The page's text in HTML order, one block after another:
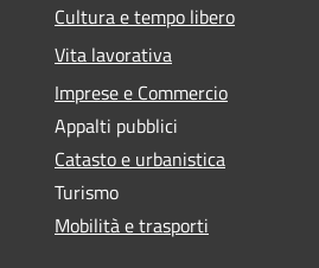
Cultura e tempo libero
Vita lavorativa
Imprese e Commercio
Appalti pubblici
Catasto e urbanistica
Turismo
Mobilità e trasporti